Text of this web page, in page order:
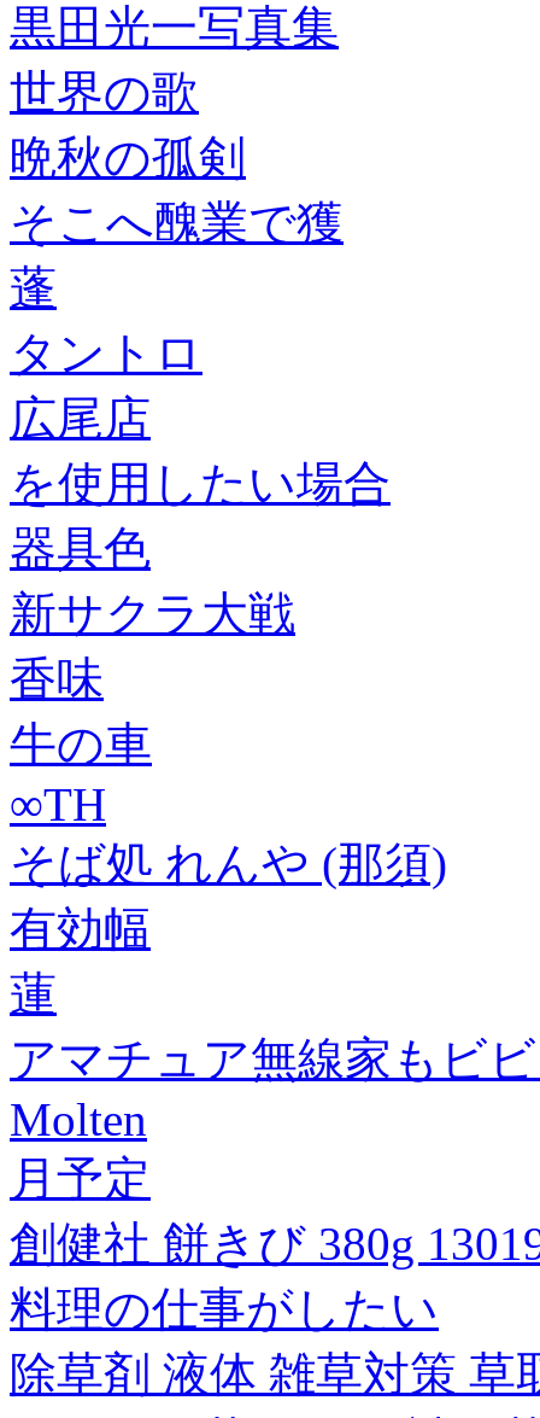
黒田光一写真集
世界の歌
晩秋の孤剣
そこへ醜業で獲
蓬
タントロ
広尾店
を使用したい場合
器具色
新サクラ大戦
香味
牛の車
∞TH
そば処 れんや (那須)
有効幅
蓮
アマチュア無線家もビ
Molten
月予定
創健社 餅きび 380g
料理の仕事がしたい
除草剤 液体 雑草対策